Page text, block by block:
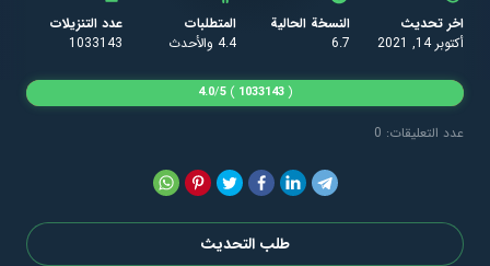
اخر تحديث
أكتوبر 14, 2021
النسخة الحالية
6.7
المتطلبات
4.4 والأحدث
عدد التنزيلات
1033143
عدد التعليقات: 0
(
1033143
)
4.0/5
طلب التحديث